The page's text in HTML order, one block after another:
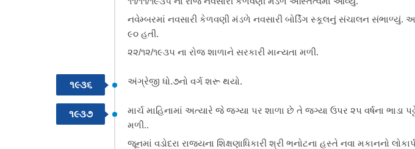
નવેમ્બરમાં નવસારી કેળવણી મંડળે નવસારી બોર્ડિંગ સ્કૂલનું સંચાલન સંભાળ્યું.
૯૦ હતી.
૨૨/૧૨/૧૯૩૫ ના રોજ શાળાને સરકારી માન્યતા મળી.
૧૯૩૬ અંગ્રેજી ધો.૭નો વર્ગ શરૂ થયો.
૧૯૩૭
માર્ચ માહિનામાં અત્યારે જે જગ્યા પર શાળા છે તે જગ્યા ઉપર ૨૫ વર્ષના ભાડા
મળી..
જૂનમાં વડોદરા રાજ્યના શિક્ષણાધિકારી શ્રી ભનોટના હસ્તે નવા મકાનનો